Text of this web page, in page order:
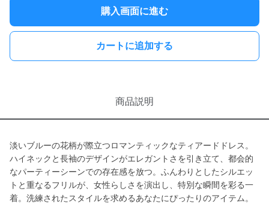
購入画面に進む
カートに追加する
商品説明
淡いブルーの花柄が際立つロマンティックなティアードドレス。
ハイネックと長袖のデザインがエレガントさを引き立て、都会的
なパーティーシーンでの存在感を放つ。ふんわりとしたシルエッ
トと重なるフリルが、女性らしさを演出し、特別な瞬間を彩る一
着。洗練されたスタイルを求めるあなたにぴったりのアイテム。